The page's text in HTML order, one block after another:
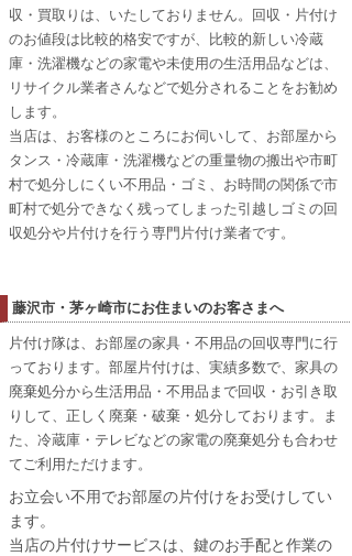
収・買取りは、いたしておりません。回収・片付け
のお値段は比較的格安ですが、比較的新しい冷蔵
庫・洗濯機などの家電や未使用の生活用品などは、
リサイクル業者さんなどで処分されることをお勧め
します。
当店は、お客様のところにお伺いして、お部屋から
タンス・冷蔵庫・洗濯機などの重量物の搬出や市町
村で処分しにくい不用品・ゴミ、お時間の関係で市
町村で処分できなく残ってしまった引越しゴミの回
収処分や片付けを行う専門片付け業者です。
藤沢市・茅ヶ崎市にお住まいのお客さまへ
片付け隊は、お部屋の家具・不用品の回収専門に行
っております。部屋片付けは、実績多数で、家具の
廃棄処分から生活用品・不用品まで回収・お引き取
りして、正しく廃棄・破棄・処分しております。ま
た、冷蔵庫・テレビなどの家電の廃棄処分も合わせ
てご利用ただけます。
お立会い不用でお部屋の片付けをお受けしてい
ます。
当店の片付けサービスは、鍵のお手配と作業の